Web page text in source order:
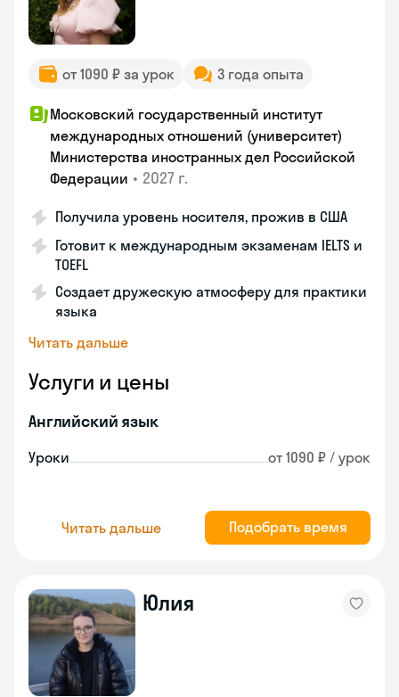
от 1090 ₽ за урок 3 года опыта
Московский государственный институт
международных отношений (университет)
Министерства иностранных дел Российской
Федерации • 2027 г.
Получила уровень носителя, прожив в США
Готовит к международным экзаменам IELTS и
TOEFL
Создает дружескую атмосферу для практики
языка
Читать дальше
Услуги и цены
Английский язык
Уроки от 1090 ₽ / урок
Читать дальше Подобрать время
Юлия